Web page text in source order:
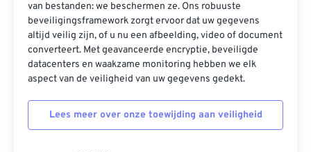
van bestanden: we beschermen ze. Ons robuuste
beveiligingsframework zorgt ervoor dat uw gegevens
altijd veilig zijn, of u nu een afbeelding, video of document
converteert. Met geavanceerde encryptie, beveiligde
datacenters en waakzame monitoring hebben we elk
aspect van de veiligheid van uw gegevens gedekt.
Lees meer over onze toewijding aan veiligheid